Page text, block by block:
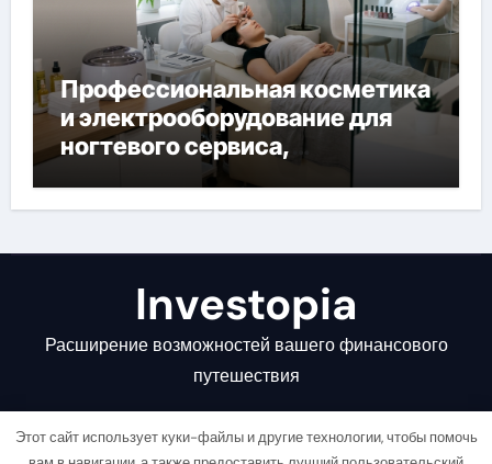
Профессиональная косметика
и электрооборудование для
ногтевого сервиса,
наращивания ресниц и
депиляции
Investopia
Расширение возможностей вашего финансового
путешествия
Этот сайт использует куки-файлы и другие технологии, чтобы помочь